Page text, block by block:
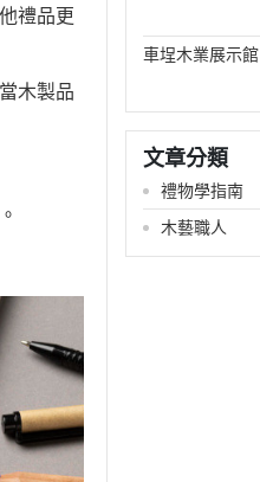
禮品更
木製品
車埕木業展示館
文章分類
禮物學指南
木藝職人